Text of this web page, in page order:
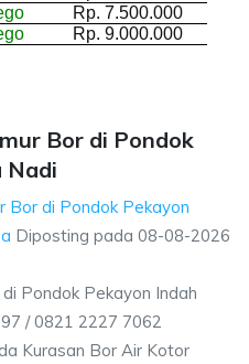
Rp. 7.500.000
Rp. 9.000.000
Bor di Pondok
Nadi
Bor di Pondok Pekayon
Diposting pada 08-08-2026
Pondok Pekayon Indah
/ 0821 2227 7062
Kurasan Bor Air Kotor